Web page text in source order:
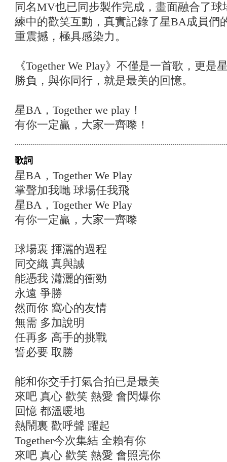
同名MV也已同步製作完成，畫面融合了
練中的歡笑互動，真實記錄了星BA成員們
重震撼，極具感染力。
《Together We Play》不僅是一首歌，更
勝負，與你同行，就是最美的回憶。
星BA，Together we play！
有你一定贏，大家一齊嚟！
歌詞
星BA，Together We Play
掌聲加我哋 球場任我飛
星BA，Together We Play
有你一定贏，大家一齊嚟
球場裏 揮灑的過程
同交織 真與誠
能憑我 瀟灑的衝勁
永遠 爭勝
然而你 窩心的友情
無需 多加說明
任再多 高手的挑戰
誓必要 取勝
能和你交手打氣合拍已是最美
來吧 真心 歡笑 熱愛 會閃爆你
回憶 都溫暖地
熱鬧裏 歡呼聲 躍起
Together今次集結 全賴有你
來吧 真心 歡笑 熱愛 會照亮你